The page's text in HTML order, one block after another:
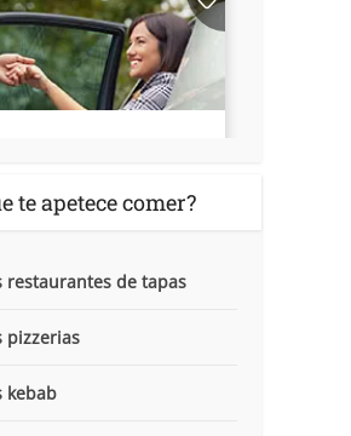
te apetece comer?
restaurantes de tapas
pizzerias
kebab